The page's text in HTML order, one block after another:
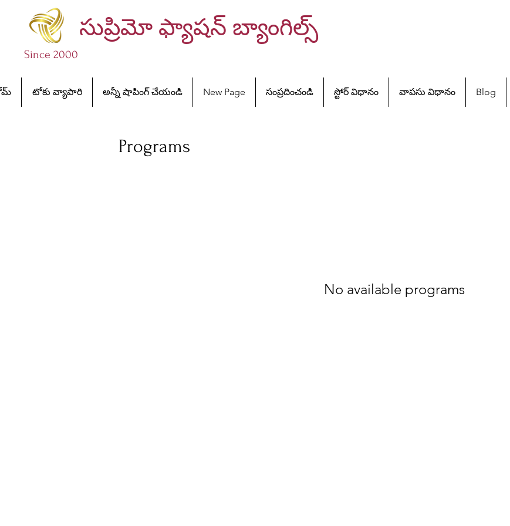
సుప్రిమో ఫ్యాషన్ బ్యాంగిల్స్
Since 2000
టోకు వ్యాపారి అన్నీ షాపింగ్ చేయండి New Page సంప్రదించండి స్టోర్ విధానం వాపసు విధానం Blog
Programs
No available programs